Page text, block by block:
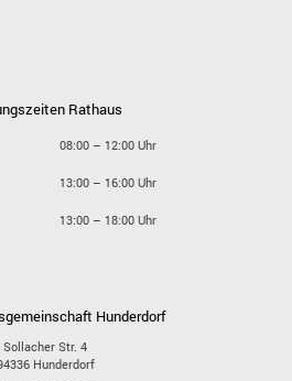
Rathaus
08:00 – 12:00 Uhr
13:00 – 16:00 Uhr
13:00 – 18:00 Uhr
Hunderdorf
Sollacher Str. 4
Hunderdorf